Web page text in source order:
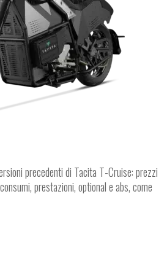
precedenti di Tacita T-Cruise: prezzi
prestazioni, optional e abs, come